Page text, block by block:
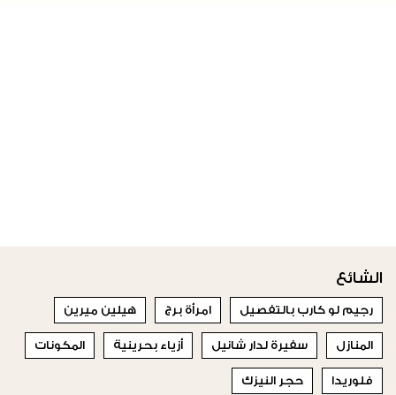
الشائع
رجيم لو كارب بالتفصيل امرأة برج هيلين ميرين
المنازل سفيرة لدار شانيل أزياء بحرينية المكونات
فلوريدا حجر النيزك